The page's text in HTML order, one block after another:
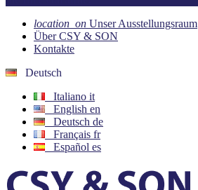
location_on Unser Ausstellungsraum
Über CSY & SON
Kontakte
Deutsch
Italiano it
English en
Deutsch de
Français fr
Español es